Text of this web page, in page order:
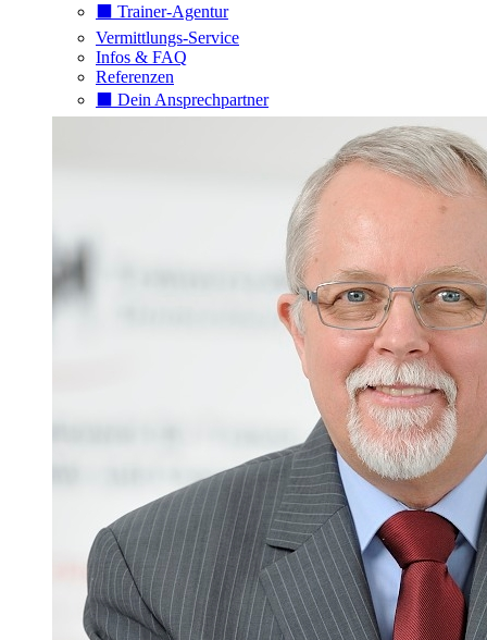
⬛️ Trainer-Agentur
Vermittlungs-Service
Infos & FAQ
Referenzen
⬛️ Dein Ansprechpartner